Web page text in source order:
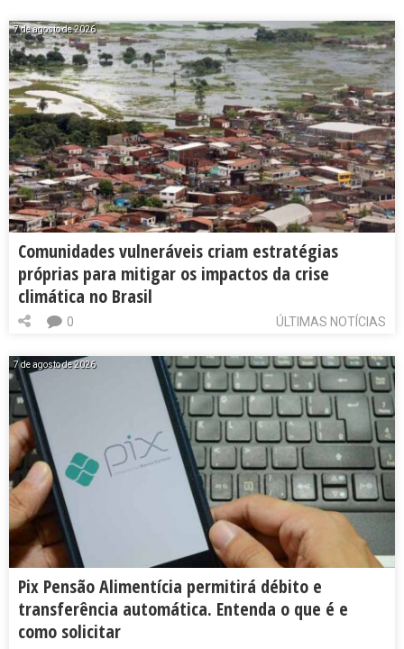
7 de agosto de 2026
Comunidades vulneráveis criam estratégias
próprias para mitigar os impactos da crise
climática no Brasil
ÚLTIMAS NOTÍCIAS
0
7 de agosto de 2026
Pix Pensão Alimentícia permitirá débito e
transferência automática. Entenda o que é e
como solicitar